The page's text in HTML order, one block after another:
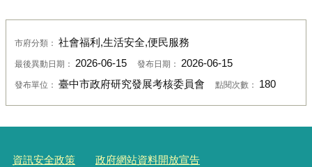
市府分類： 社會福利,生活安全,便民服務
最後異動日期： 2026-06-15 發布日期： 2026-06-15
發布單位： 臺中市政府研究發展考核委員會 點閱次數： 180
資訊安全政策 政府網站資料開放宣告